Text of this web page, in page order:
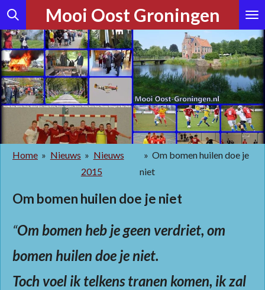
Ga
direct
naar
de
hoofdinhoud
Mooi Oost Groningen
Home » Nieuws » Nieuws
2015
» Om bomen huilen doe je
niet
Om bomen huilen doe je niet
“Om bomen heb je geen verdriet, om
bomen huilen doe je niet.
Toch voel ik telkens tranen komen, ik zal